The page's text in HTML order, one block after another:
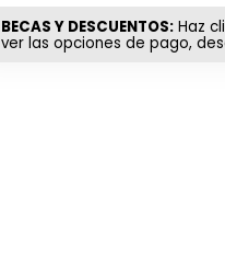
BECAS Y DESCUENTOS:Haz
ver las opciones de pago,